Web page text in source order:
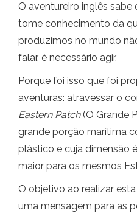
O aventureiro inglês
tome conhecimento da
produzimos no mundo
falar, é necessário agir.
Porque foi isso que foi
aventuras: atravessar o
Eastern Patch(O Grande
grande porção marítima
plástico e cuja dimensão
maior para os mesmos
O objetivo ao realizar
uma mensagem para as